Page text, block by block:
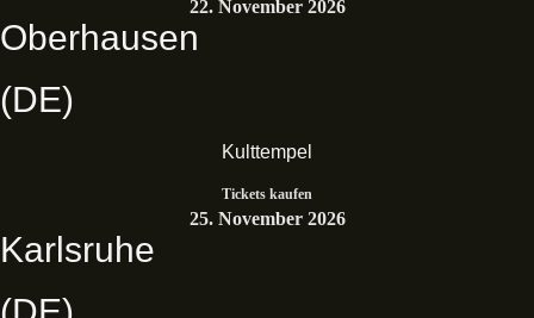
22. November 2026
Oberhausen
(DE)
Kulttempel
Tickets kaufen
25. November 2026
Karlsruhe